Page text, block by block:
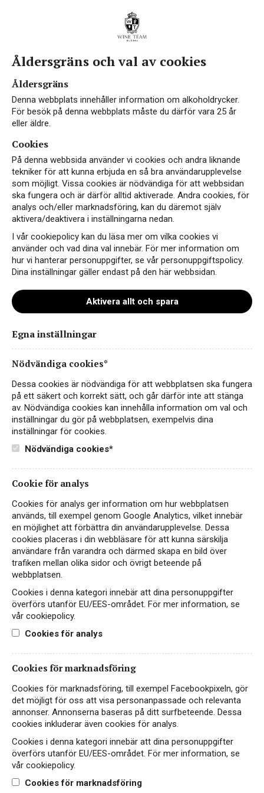
Vin med Albarossa
NYHET
Calissano Monferrato
Fruktigt och bärigt rött vin från Monferrato i
Piemonte gjord på den populära druvan Barbera.
99 kr
LinkedIn
Kontakt
Sekretess- & Cookiepolicy
Personuppgiftspolicy
English
Åldersgräns och val av cookies
Åldersgräns
Denna webbplats innehåller information om alkoholdrycker.
För besök på denna webbplats måste du därför vara 25 år
eller äldre.
Cookies
På denna webbsida använder vi cookies och andra liknande
tekniker för att kunna erbjuda en så bra användarupplevelse
som möjligt. Vissa cookies är nödvändiga för att webbsidan
ska fungera och är därför alltid aktiverade. Andra cookies, för
analys och/eller marknadsföring, kan du däremot själv
aktivera/deaktivera i inställningarna nedan.
I vår cookiepolicy kan du läsa mer om vilka cookies vi
använder och vad dina val innebär. För mer information om
hur vi hanterar personuppgifter, se vår personuppgiftspolicy.
Dina inställningar gäller endast på den här webbsidan.
Aktivera allt och spara
Egna inställningar
Nödvändiga cookies*
Dessa cookies är nödvändiga för att webbplatsen ska fungera
på ett säkert och korrekt sätt, och går därför inte att stänga
av. Nödvändiga cookies kan innehålla information om val och
inställningar du gör på webbplatsen, exempelvis dina
inställningar för cookies.
Nödvändiga cookies*
Cookie för analys
Cookies för analys ger information om hur webbplatsen
används, till exempel genom Google Analytics, vilket innebär
en möjlighet att förbättra din användarupplevelse. Dessa
cookies placeras i din webbläsare för att kunna särskilja
användare från varandra och därmed skapa en bild över
trafiken mellan olika sidor och övrigt beteende på
webbplatsen.
Cookies i denna kategori innebär att dina personuppgifter
överförs utanför EU/EES-området. För mer information, se
vår cookiepolicy.
Cookies för analys
Cookies för marknadsföring
Cookies för marknadsföring, till exempel Facebookpixeln, gör
det möjligt för oss att visa personanpassade och relevanta
annonser. Annonserna baseras på ditt surfbeteende. Dessa
cookies inkluderar även cookies för analys.
Cookies i denna kategori innebär att dina personuppgifter
överförs utanför EU/EES-området. För mer information, se
vår cookiepolicy.
Cookies för marknadsföring